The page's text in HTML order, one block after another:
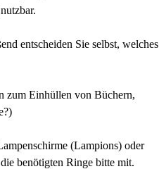
entscheiden Sie selbst, welches
zum Einhüllen von Büchern,
(Lampions) oder
benötigten Ringe bitte mit.